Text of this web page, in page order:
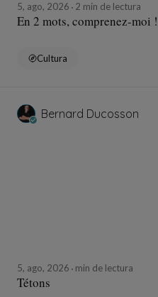
5, ago, 2026 2 min de lectura
En 2 mots, comprenez-moi !
Cultura
Bernard Ducosson
5, ago, 2026 min de lectura
Tétons
There are